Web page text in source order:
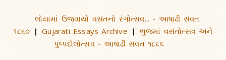
લોયામાં ઉજવાયો વસંતનો રંગોત્સવ... - આષાઢી સંવત
૧૮૬૦ |Gujarati Essays Archive | ભુજમાં વસંતોત્સવ અને
પુષ્પદોલોત્સવ - આષાઢી સંવત ૧૮૬૬